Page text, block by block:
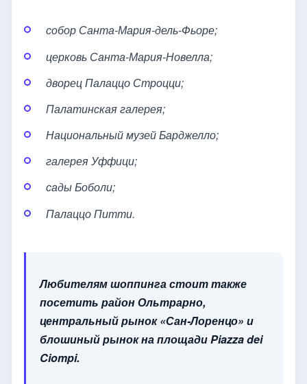
собор Санта-Мария-дель-Фьоре;
церковь Санта-Мария-Новелла;
дворец Палаццо Строцци;
Палатинская галерея;
Национальный музей Барджелло;
галерея Уффици;
сады Боболи;
Палаццо Питти.
Любителям шоппинга стоит также
посетить район Ольтрарно,
центральный рынок «Сан-Лоренцо» и
блошиный рынок на площади Piazza dei
Ciompi.